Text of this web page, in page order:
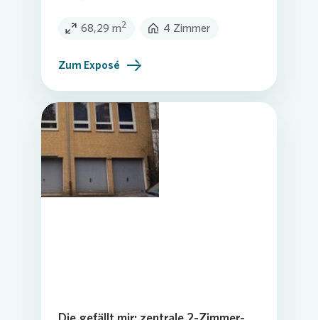
68,29 m2 4 Zimmer
Zum Exposé